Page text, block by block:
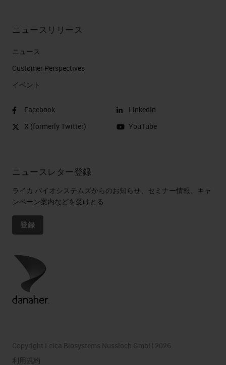
ニュースリリース
ニュース
Customer Perspectives​
イベント
Facebook
X (formerly Twitter)
LinkedIn
YouTube
ニュースレター登録
ライカ バイオシステムズからのお知らせ、セミナー情報、キャ
ンペーン案内などを受けとる
登録
Copyright Leica Biosystems Nussloch GmbH 2026
利用規約